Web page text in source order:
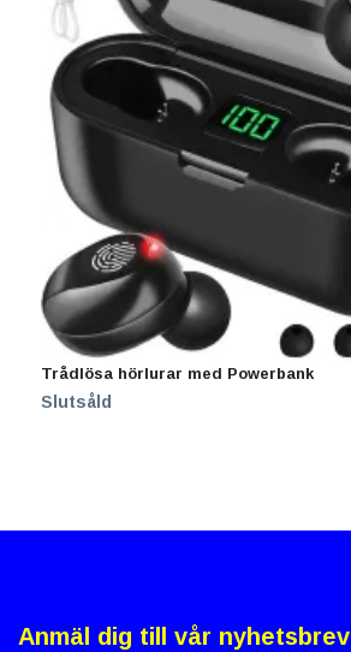
Trådlösa hörlurar med Powerbank
Slutsåld
Anmäl dig till vår nyhetsbrev